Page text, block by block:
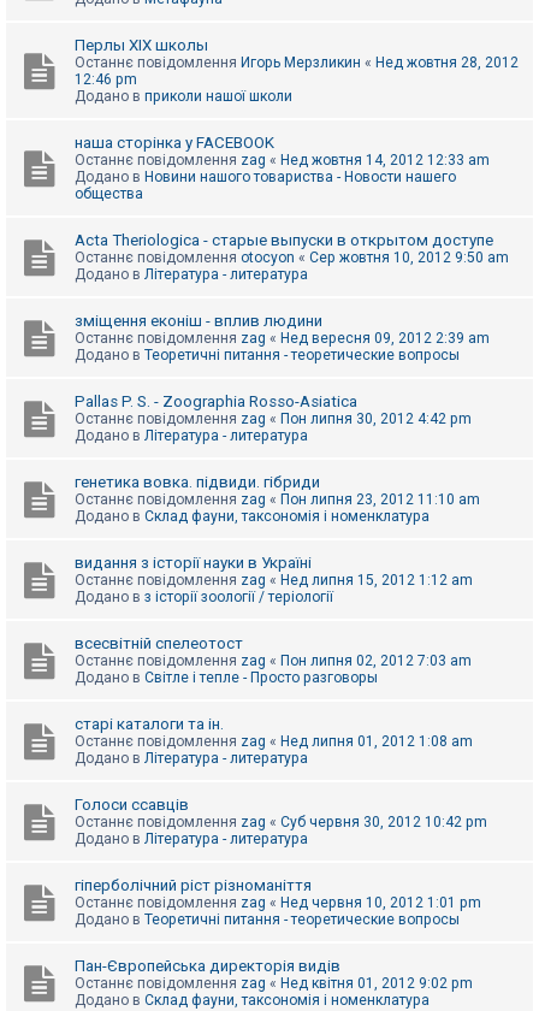
Перлы ХІХ школы
Останнє повідомлення Игорь Мерзликин « Нед жовтня 28, 2012
12:46 pm
Додано в приколи нашої школи
наша сторінка у FACEBOOK
Останнє повідомлення zag « Нед жовтня 14, 2012 12:33 am
Додано в Новини нашого товариства - Новости нашего
общества
Acta Theriologica - старые выпуски в открытом доступе
Останнє повідомлення otocyon « Сер жовтня 10, 2012 9:50 am
Додано в Література - литература
зміщення еконіш - вплив людини
Останнє повідомлення zag « Нед вересня 09, 2012 2:39 am
Додано в Теоретичні питання - теоретические вопросы
Pallas P. S. - Zoographia Rosso-Asiatica
Останнє повідомлення zag « Пон липня 30, 2012 4:42 pm
Додано в Література - литература
генетика вовка. підвиди. гібриди
Останнє повідомлення zag « Пон липня 23, 2012 11:10 am
Додано в Склад фауни, таксономія і номенклатура
видання з історії науки в Україні
Останнє повідомлення zag « Нед липня 15, 2012 1:12 am
Додано в з історії зоології / теріології
всесвітній спелеотост
Останнє повідомлення zag « Пон липня 02, 2012 7:03 am
Додано в Світле і тепле - Просто разговоры
старі каталоги та ін.
Останнє повідомлення zag « Нед липня 01, 2012 1:08 am
Додано в Література - литература
Голоси ссавців
Останнє повідомлення zag « Суб червня 30, 2012 10:42 pm
Додано в Література - литература
гіперболічний ріст різноманіття
Останнє повідомлення zag « Нед червня 10, 2012 1:01 pm
Додано в Теоретичні питання - теоретические вопросы
Пан-Європейська директорія видів
Останнє повідомлення zag « Нед квітня 01, 2012 9:02 pm
Додано в Склад фауни, таксономія і номенклатура